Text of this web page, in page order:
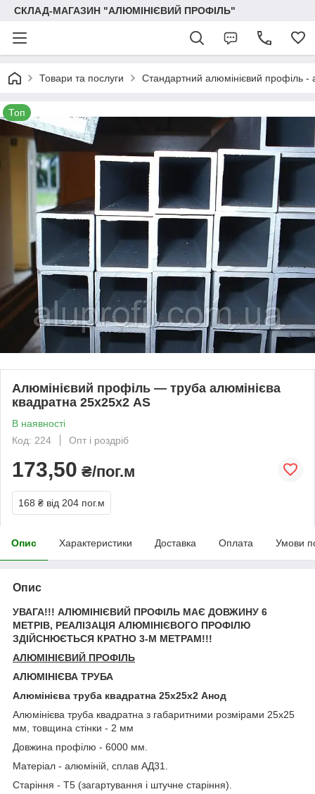
СКЛАД-МАГАЗИН "АЛЮМІНІЄВИЙ ПРОФІЛЬ"
Товари та послуги Стандартний алюмінієвий профіль -
Топ
Алюмінієвий профіль — труба алюмінієва
квадратна 25х25х2 AS
В наявності
Код: 224
Опт і роздріб
173,50 ₴/пог.м
168 ₴ від 204 пог.м
Опис Характеристики Доставка Оплата Умови
Опис
УВАГА!!! АЛЮМІНІЄВИЙ ПРОФІЛЬ МАЄ ДОВЖИНУ 6
МЕТРІВ, РЕАЛІЗАЦІЯ АЛЮМІНІЄВОГО ПРОФІЛЮ
ЗДІЙСНЮЄТЬСЯ КРАТНО 3-М МЕТРАМ!!!
АЛЮМІНІЄВИЙ ПРОФІЛЬ
АЛЮМІНІЄВА ТРУБА
Алюмінієва труба квадратна 25х25х2 Анод
Алюмінієва труба квадратна з габаритними розмірами 25х25
мм, товщина стінки - 2 мм
Довжина профілю - 6000 мм.
Матеріал - алюміній, сплав АД31.
Старіння - Т5 (загартування і штучне старіння).